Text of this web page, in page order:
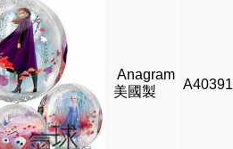
Anagram
美國製
A40391